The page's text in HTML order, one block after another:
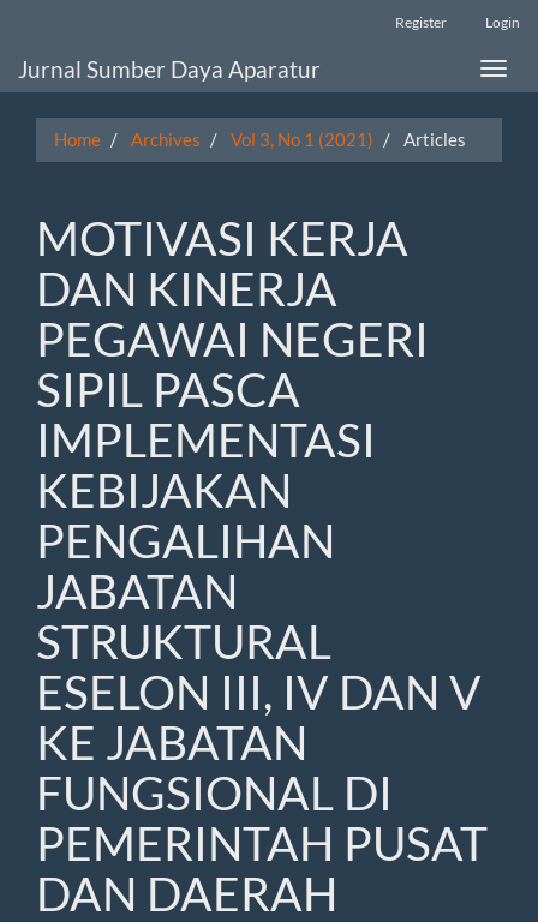
Main
Register Login
Toggle
Jurnal Sumber Daya Aparatur
Home Archives Vol 3, No 1 (2021) Articles
MOTIVASI KERJA
DAN KINERJA
PEGAWAI NEGERI
SIPIL PASCA
IMPLEMENTASI
KEBIJAKAN
PENGALIHAN
JABATAN
STRUKTURAL
ESELON III, IV DAN V
KE JABATAN
FUNGSIONAL DI
PEMERINTAH PUSAT
DAN DAERAH